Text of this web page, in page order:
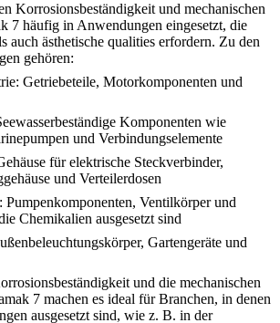
Korrosionsbeständigkeit und mechanischen
7 häufig in Anwendungen eingesetzt, die
auch ästhetische qualities erfordern. Zu den
gehören:
Getriebeteile, Motorkomponenten und
Komponenten wie
und Verbindungselemente
für elektrische Steckverbinder,
und Verteilerdosen
Pumpenkomponenten, Ventilkörper und
Chemikalien ausgesetzt sind
Gartengeräte und
und die mechanischen
7 machen es ideal für Branchen, in denen
ausgesetzt sind, wie z. B. in der